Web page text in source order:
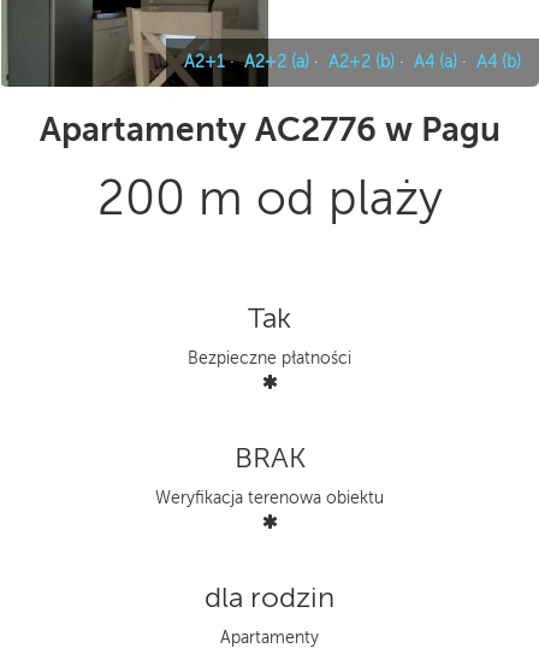
A2+1·A2+2 (a) · A2+2 (b) · A4 (a) · A4 (b)
Apartamenty AC2776 w Pagu
200 m od plaży
Tak
Bezpieczne płatności
BRAK
Weryfikacja terenowa obiektu
dla rodzin
Apartamenty